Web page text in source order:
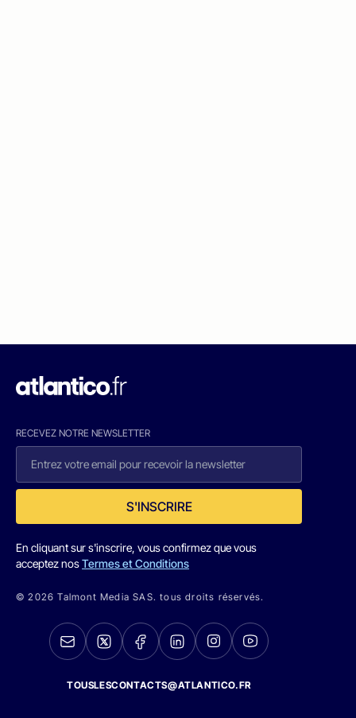
RECEVEZ NOTRE NEWSLETTER
S'INSCRIRE
En cliquant sur s'inscrire, vous confirmez que vous
acceptez nosTermes et Conditions
© 2026 Talmont Media SAS. tous droits réservés.
TOUSLESCONTACTS@ATLANTICO.FR